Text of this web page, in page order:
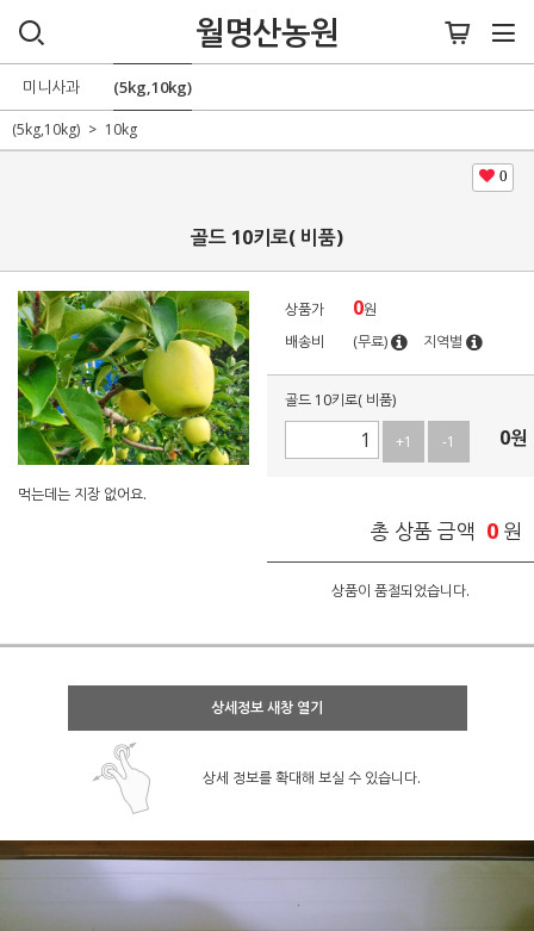
월명산농원
미니사과 (5kg,10kg)
(5kg,10kg) 10kg
0
골드 10키로( 비품)
먹는데는 지장 없어요.
상품가 0원
배송비
(무료) 지역별
골드 10키로( 비품)
+1 -1 0원
총 상품 금액 0 원
상품이 품절되었습니다.
상세정보 새창 열기
상세 정보를 확대해 보실 수 있습니다.